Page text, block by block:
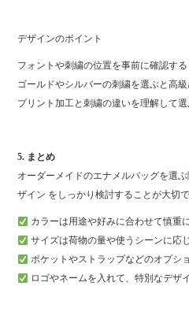
デザインのポイント
フォントや刺繍の位置を事前に確認する
ゴールドやシルバーの刺繍を選ぶと高
プリント加工と刺繍の違いを理解して
5. まとめ
オーダーメイドのエナメルバッグを選
ザイン をしっかり検討することが大切で
カラーは用途や好みに合わせて慎重
サイズは荷物の量や使うシーンに応
ポケットやストラップなどのオプシ
ロゴやネームを入れて、特別なデザ